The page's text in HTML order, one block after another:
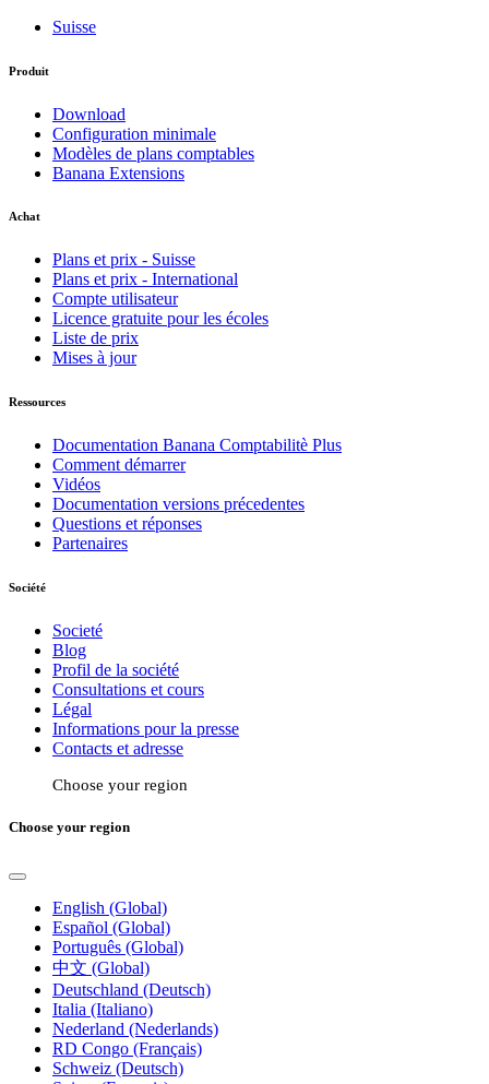
Suisse
Produit
Download
Configuration minimale
Modèles de plans comptables
Banana Extensions
Achat
Plans et prix - Suisse
Plans et prix - International
Compte utilisateur
Licence gratuite pour les écoles
Liste de prix
Mises à jour
Ressources
Documentation Banana Comptabilitè Plus
Comment démarrer
Vidéos
Documentation versions précedentes
Questions et réponses
Partenaires
Société
Societé
Blog
Profil de la société
Consultations et cours
Légal
Informations pour la presse
Contacts et adresse
Choose your region
Choose your region
English (Global)
Español (Global)
Português (Global)
中文 (Global)
Deutschland (Deutsch)
Italia (Italiano)
Nederland (Nederlands)
RD Congo (Français)
Schweiz (Deutsch)